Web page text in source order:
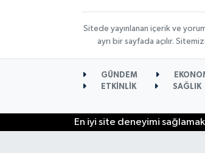
Sitede yayınlanan içerik ve
ayrı bir sayfada açılır.
GÜNDEM
ETKİNLİK
SAĞLIK
En iyi site deneyimi